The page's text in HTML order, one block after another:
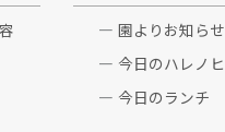
園よりお知らせ
今日のハレノヒ
今日のランチ